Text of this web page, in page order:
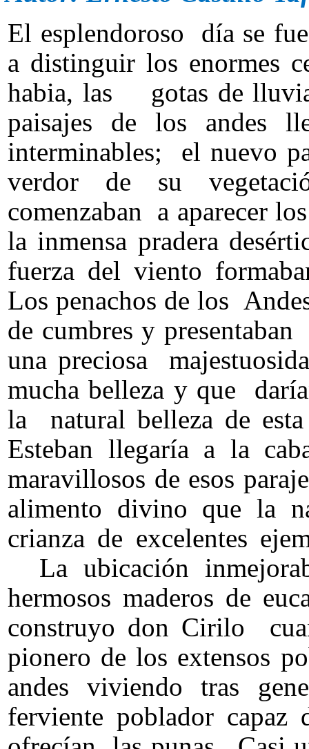
El esplendoroso día se
a distinguir los enormes
habia, las gotas de
paisajes de los andes
interminables; el nuevo
verdor de su
comenzaban a aparecer
la inmensa pradera
fuerza del viento
Los penachos de los
de cumbres y
una preciosa
mucha belleza y que
la natural belleza de
Esteban llegaría a la
maravillosos de esos
alimento divino que la
crianza de excelentes
La ubicación
hermosos maderos de
construyo don Cirilo
pionero de los extensos
andes viviendo tras
ferviente poblador